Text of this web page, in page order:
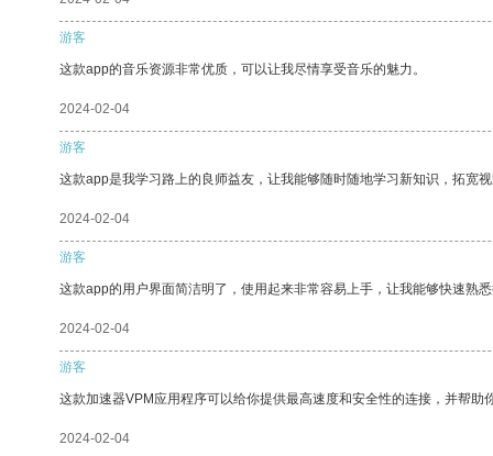
游客
这款app的音乐资源非常优质，可以让我尽情享受音乐的魅力。
2024-02-04
游客
这款app是我学习路上的良师益友，让我能够随时随地学习新知识，拓宽
2024-02-04
游客
这款app的用户界面简洁明了，使用起来非常容易上手，让我能够快速熟
2024-02-04
游客
这款加速器VPM应用程序可以给你提供最高速度和安全性的连接，并帮助
2024-02-04